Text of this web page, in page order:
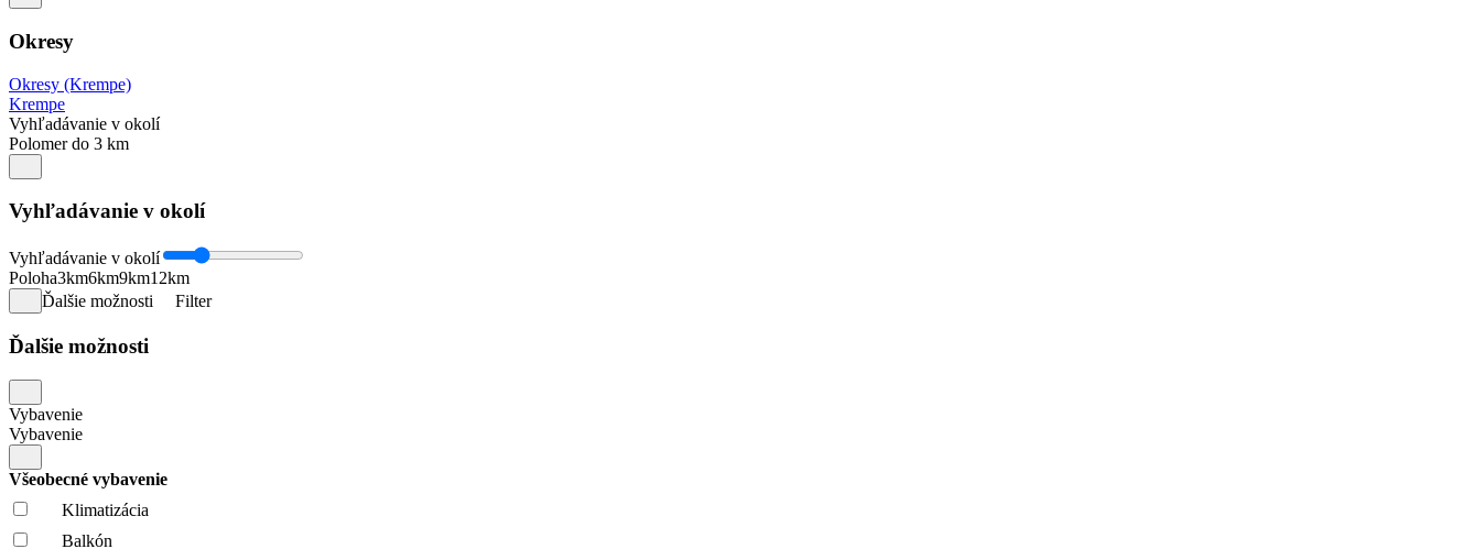
Okresy
Okresy (Krempe)
Krempe
Vyhľadávanie v okolí
Polomer do 3 km
Vyhľadávanie v okolí
Vyhľadávanie v okolí
Poloha3km6km9km12km
Ďalšie možnosti
Filter
Ďalšie možnosti
Vybavenie
Vybavenie
Všeobecné vybavenie
Klimatizácia
Balkón